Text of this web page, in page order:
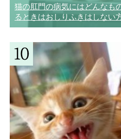
猫の肛門の病気にはどんなも
るときはおしりふきはしない